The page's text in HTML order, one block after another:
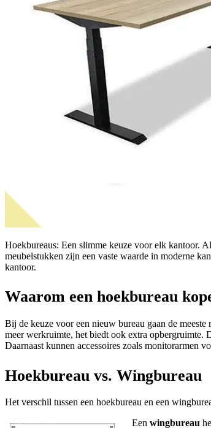
Hoekbureaus: Een slimme keuze voor elk kantoor.
meubelstukken zijn een vaste waarde in moderne
kantoor.
Waarom een hoekbureau
Bij de keuze voor een nieuw bureau gaan de
meer werkruimte, het biedt ook extra opbergruimte.
Daarnaast kunnen accessoires zoals monitorarmen
Hoekbureau vs. Wingbureau
Het verschil tussen een hoekbureau en een
Een wingbureau